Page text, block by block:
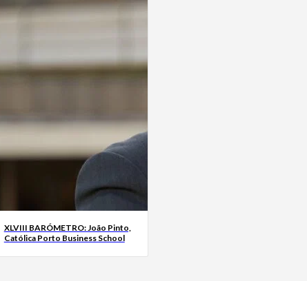
XLVIII BARÓMETRO: João Pinto,
Católica Porto Business School